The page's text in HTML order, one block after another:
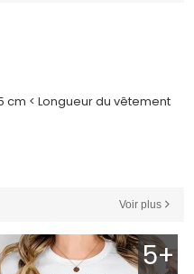
cm < Longueur du vêtement
Voir plus
5+